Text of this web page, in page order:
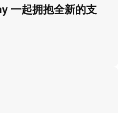
一起拥抱全新的支